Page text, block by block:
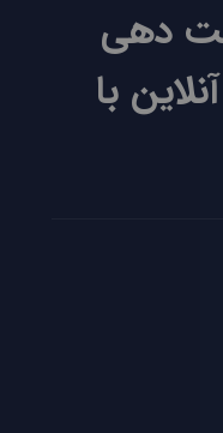
دهی
با